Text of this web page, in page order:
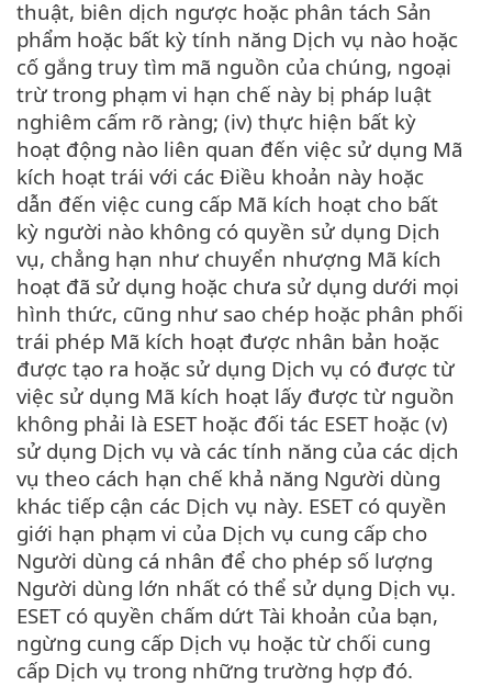
thuật, biên dịch ngược hoặc phân tách Sản
phẩm hoặc bất kỳ tính năng Dịch vụ nào hoặc
cố gắng truy tìm mã nguồn của chúng, ngoại
trừ trong phạm vi hạn chế này bị pháp luật
nghiêm cấm rõ ràng; (iv) thực hiện bất kỳ
hoạt động nào liên quan đến việc sử dụng Mã
kích hoạt trái với các Điều khoản này hoặc
dẫn đến việc cung cấp Mã kích hoạt cho bất
kỳ người nào không có quyền sử dụng Dịch
vụ, chẳng hạn như chuyển nhượng Mã kích
hoạt đã sử dụng hoặc chưa sử dụng dưới mọi
hình thức, cũng như sao chép hoặc phân phối
trái phép Mã kích hoạt được nhân bản hoặc
được tạo ra hoặc sử dụng Dịch vụ có được từ
việc sử dụng Mã kích hoạt lấy được từ nguồn
không phải là ESET hoặc đối tác ESET hoặc (v)
sử dụng Dịch vụ và các tính năng của các dịch
vụ theo cách hạn chế khả năng Người dùng
khác tiếp cận các Dịch vụ này. ESET có quyền
giới hạn phạm vi của Dịch vụ cung cấp cho
Người dùng cá nhân để cho phép số lượng
Người dùng lớn nhất có thể sử dụng Dịch vụ.
ESET có quyền chấm dứt Tài khoản của bạn,
ngừng cung cấp Dịch vụ hoặc từ chối cung
cấp Dịch vụ trong những trường hợp đó.